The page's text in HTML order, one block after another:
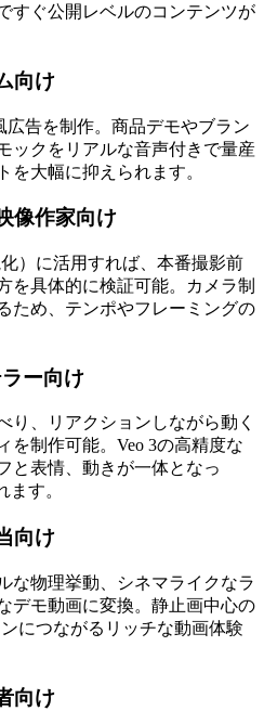
すぐ公開レベルのコンテンツが
向け
広告を制作。商品デモやブラン
ックをリアルな音声付きで量産
を大幅に抑えられます。
像作家向け
）に活用すれば、本番撮影前
を具体的に検証可能。カメラ制
ため、テンポやフレーミングの
ー向け
り、リアクションしながら動く
を制作可能。Veo 3の高精度な
と表情、動きが一体となっ
ます。
向け
な物理挙動、シネマライクなラ
デモ動画に変換。静止画中心の
につながるリッチな動画体験
向け